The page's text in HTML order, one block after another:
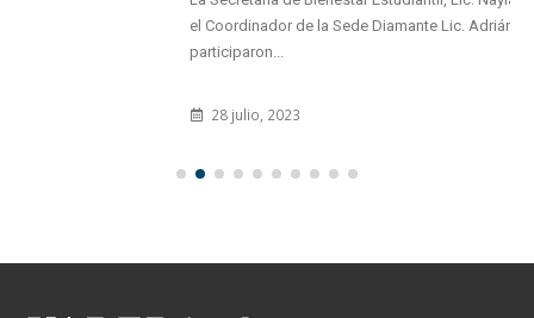
el Coordinador de la Sede Diamante Lic. Adrián González,